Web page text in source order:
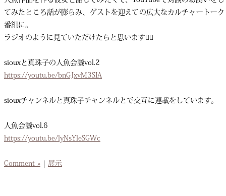
てみたところ話が膨らみ、ゲストを迎えての広大なカルチャートーク
番組に。
ラジオのように見ていただけたらと思います🧜‍♀️
siouxと真珠子の人魚会議vol.2
https://youtu.be/bnGJxvM3SIA
siouxチャンネルと真珠子チャンネルとで交互に連載をしています。
人魚会議vol.6
https://youtu.be/lyNsYleSGWc
Comment » | 展示